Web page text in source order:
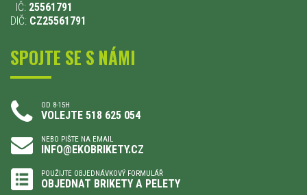
IČ: 25561791
DIČ: CZ25561791
SPOJTE SE S NÁMI
OD 8-15H
VOLEJTE 518 625 054
NEBO PIŠTE NA EMAIL
INFO@EKOBRIKETY.CZ
POUŽIJTE OBJEDNÁVKOVÝ FORMULÁŘ
OBJEDNAT BRIKETY A PELETY